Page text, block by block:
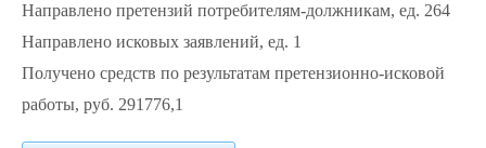
Направлено претензий потребителям-должникам, ед. 264
Направлено исковых заявлений, ед. 1
Получено средств по результатам претензионно-исковой
работы, руб. 291776,1